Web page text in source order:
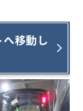
移動し